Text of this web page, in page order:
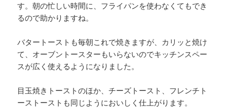
す。朝の忙しい時間に、フライパンを使わなくてもでき
るので助かりますね。
バタートーストも毎朝これで焼きますが、カリッと焼け
て、オーブントースターもいらないのでキッチンスペー
スが広く使えるようになりました。
目玉焼きトーストのほか、チーズトースト、フレンチト
ーストーストも同じようにおいしく仕上がります。